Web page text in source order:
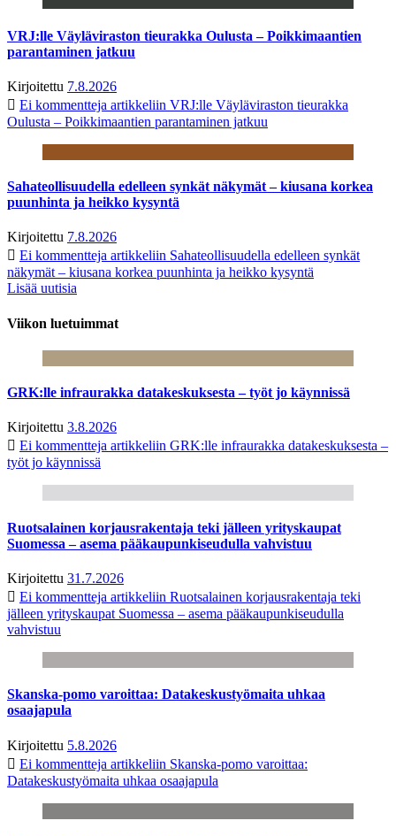
VRJ:lle Väyläviraston tieurakka Oulusta – Poikkimaantien
parantaminen jatkuu
Kirjoitettu 7.8.2026
Ei kommentteja artikkeliin VRJ:lle Väyläviraston tieurakka
Oulusta – Poikkimaantien parantaminen jatkuu
Sahateollisuudella edelleen synkät näkymät – kiusana korkea
puunhinta ja heikko kysyntä
Kirjoitettu 7.8.2026
Ei kommentteja artikkeliin Sahateollisuudella edelleen synkät
näkymät – kiusana korkea puunhinta ja heikko kysyntä
Lisää uutisia
Viikon luetuimmat
GRK:lle infraurakka datakeskuksesta – työt jo käynnissä
Kirjoitettu 3.8.2026
Ei kommentteja artikkeliin GRK:lle infraurakka datakeskuksesta –
työt jo käynnissä
Ruotsalainen korjausrakentaja teki jälleen yrityskaupat
Suomessa – asema pääkaupunkiseudulla vahvistuu
Kirjoitettu 31.7.2026
Ei kommentteja artikkeliin Ruotsalainen korjausrakentaja teki
jälleen yrityskaupat Suomessa – asema pääkaupunkiseudulla
vahvistuu
Skanska-pomo varoittaa: Datakeskustyömaita uhkaa
osaajapula
Kirjoitettu 5.8.2026
Ei kommentteja artikkeliin Skanska-pomo varoittaa:
Datakeskustyömaita uhkaa osaajapula